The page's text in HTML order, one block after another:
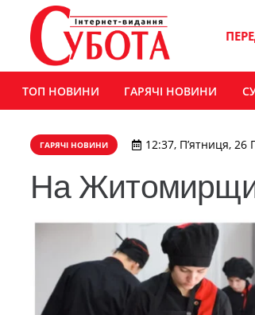
ТОП НОВИНИ ГАРЯЧІ НОВИНИ
ГАРЯЧІ НОВИНИ 12:37, П’ятниця, 26
На